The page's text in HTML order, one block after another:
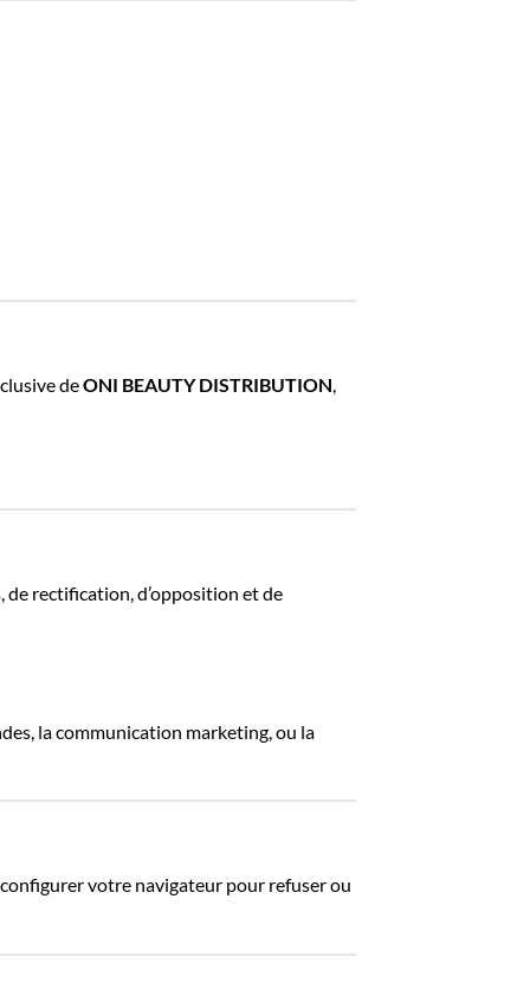
deONI BEAUTY DISTRIBUTION,
de rectification, d’opposition et de
la communication marketing, ou la
votre navigateur pour refuser ou